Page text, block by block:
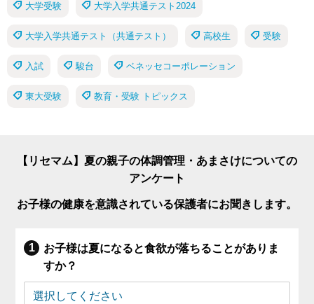
大学受験 大学入学共通テスト2024
大学入学共通テスト（共通テスト） 高校生 受験
入試 駿台 ベネッセコーポレーション
東大受験 教育・受験 トピックス
【リセマム】夏の親子の体調管理・あまさけについての
アンケート
お子様の健康を意識されている保護者にお聞きします。
お子様は夏になると食欲が落ちることがありま
すか？